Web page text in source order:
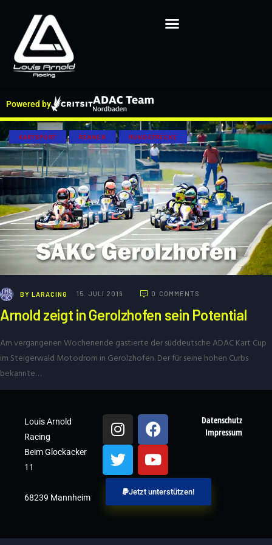
Powered by
KARTSPORT RENNEN RUNDSTRECKE
BY LARACING 15. JULI 2019 0 COMMENTS
Arnold zeigt in Gerolzhofen sein Potential
Am vergangenen Wochenende gastierte der süddeutsche ADAC Kart Cup
im Steigerwald Motodrom in Gerolzhofen. Der für seine hohen Curbs
bekannte…
Louis Arnold
Racing
Beim Glockacker
11
68239 Mannheim
Jetzt unterstützen!
Datenschutz
Impressum